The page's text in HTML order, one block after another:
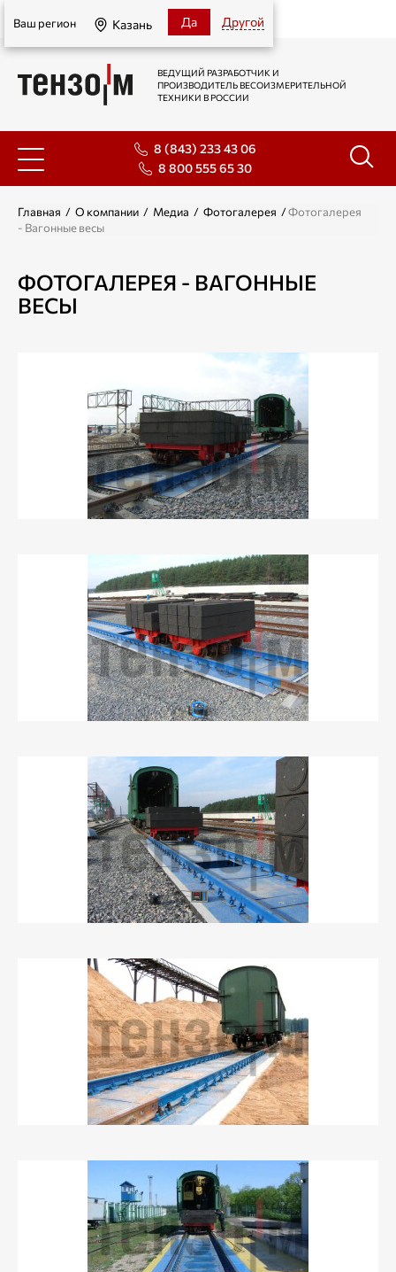
Казань
Ваш регион Казань Да Другой
ВЕДУЩИЙ РАЗРАБОТЧИК И
ПРОИЗВОДИТЕЛЬ ВЕСОИЗМЕРИТЕЛЬНОЙ
ТЕХНИКИ В РОССИИ
8 (843) 233 43 06
8 800 555 65 30
Главная / О компании / Медиа / Фотогалерея /Фотогалерея
- Вагонные весы
ФОТОГАЛЕРЕЯ - ВАГОННЫЕ
ВЕСЫ